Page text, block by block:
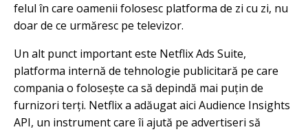
felul în care oamenii folosesc platforma de zi cu zi, nu
doar de ce urmăresc pe televizor.
Un alt punct important este Netflix Ads Suite,
platforma internă de tehnologie publicitară pe care
compania o folosește ca să depindă mai puțin de
furnizori terți. Netflix a adăugat aici Audience Insights
API, un instrument care îi ajută pe advertiseri să